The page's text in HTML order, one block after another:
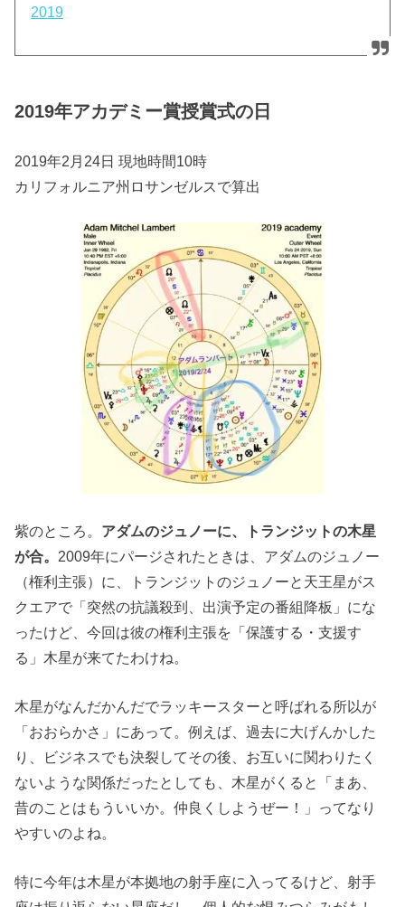
2019
2019年アカデミー賞授賞式の日
2019年2月24日 現地時間10時
カリフォルニア州ロサンゼルスで算出
紫のところ。 アダムのジュノーに、トランジットの木星
が合。 2009年にパージされたときは、アダムのジュノー
（権利主張）に、トランジットのジュノーと天王星がス
クエアで「突然の抗議殺到、出演予定の番組降板」にな
ったけど、今回は彼の権利主張を「保護する・支援す
る」木星が来てたわけね。
木星がなんだかんだでラッキースターと呼ばれる所以が
「おおらかさ」にあって。例えば、過去に大げんかした
り、ビジネスでも決裂してその後、お互いに関わりたく
ないような関係だったとしても、木星がくると「まあ、
昔のことはもういいか。仲良くしようぜー！」ってなり
やすいのよね。
特に今年は木星が本拠地の射手座に入ってるけど、射手